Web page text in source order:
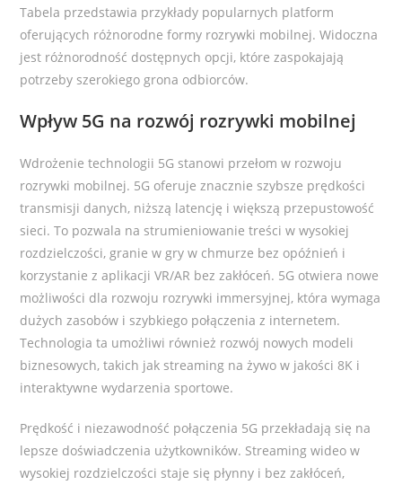
Tabela przedstawia przykłady popularnych platform
oferujących różnorodne formy rozrywki mobilnej. Widoczna
jest różnorodność dostępnych opcji, które zaspokajają
potrzeby szerokiego grona odbiorców.
Wpływ 5G na rozwój rozrywki mobilnej
Wdrożenie technologii 5G stanowi przełom w rozwoju
rozrywki mobilnej. 5G oferuje znacznie szybsze prędkości
transmisji danych, niższą latencję i większą przepustowość
sieci. To pozwala na strumieniowanie treści w wysokiej
rozdzielczości, granie w gry w chmurze bez opóźnień i
korzystanie z aplikacji VR/AR bez zakłóceń. 5G otwiera nowe
możliwości dla rozwoju rozrywki immersyjnej, która wymaga
dużych zasobów i szybkiego połączenia z internetem.
Technologia ta umożliwi również rozwój nowych modeli
biznesowych, takich jak streaming na żywo w jakości 8K i
interaktywne wydarzenia sportowe.
Prędkość i niezawodność połączenia 5G przekładają się na
lepsze doświadczenia użytkowników. Streaming wideo w
wysokiej rozdzielczości staje się płynny i bez zakłóceń,